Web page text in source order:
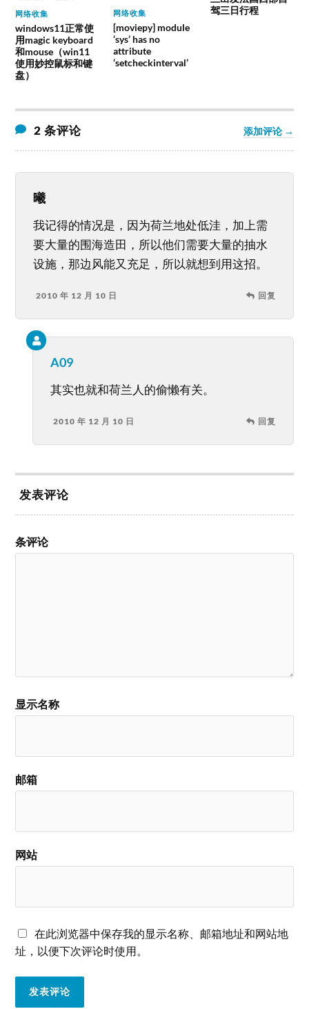
网络收集
windows11正常使
用magic keyboard
和mouse（win11
使用妙控鼠标和键
盘）
网络收集
[moviepy] module
‘sys’ has no
attribute
‘setcheckinterval’
驾三日行程
2 条评论 添加评论 →
曦
我记得的情况是，因为荷兰地处低洼，加上需
要大量的围海造田，所以他们需要大量的抽水
设施，那边风能又充足，所以就想到用这招。
2010 年 12 月 10 日 回复
A09
其实也就和荷兰人的偷懒有关。
2010 年 12 月 10 日 回复
发表评论
条评论
显示名称
邮箱
网站
在此浏览器中保存我的显示名称、邮箱地址和网站地
址，以便下次评论时使用。